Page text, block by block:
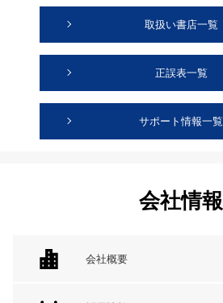
取扱い書店一覧
正誤表一覧
サポート情報一覧
会社情報
会社概要